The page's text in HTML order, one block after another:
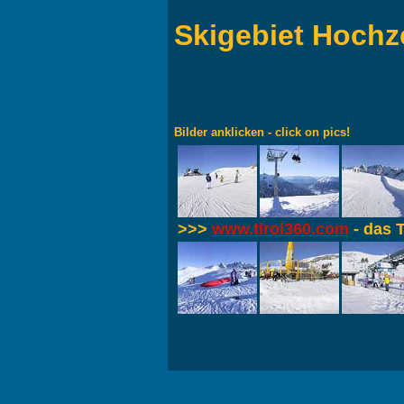
Skigebiet
Bilder anklicken - click on pics!
>>> www.tirol360.com - das